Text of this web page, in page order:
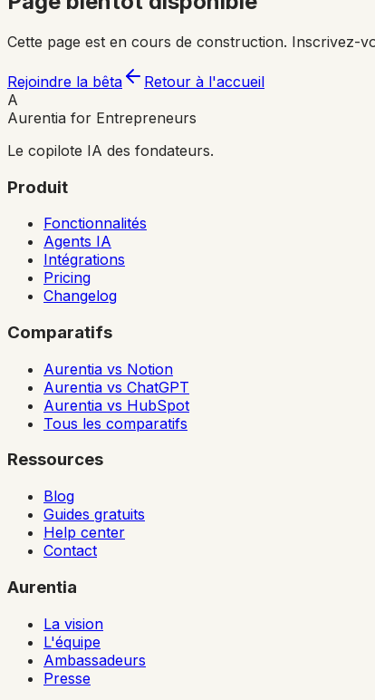
Cette page est en cours de construction. Inscrivez-
Rejoindre la bêta
Retour à l'accueil
A
Aurentia for Entrepreneurs
Le copilote IA des fondateurs.
Produit
Fonctionnalités
Agents IA
Intégrations
Pricing
Changelog
Comparatifs
Aurentia vs Notion
Aurentia vs ChatGPT
Aurentia vs HubSpot
Tous les comparatifs
Ressources
Blog
Guides gratuits
Help center
Contact
Aurentia
La vision
L'équipe
Ambassadeurs
Presse